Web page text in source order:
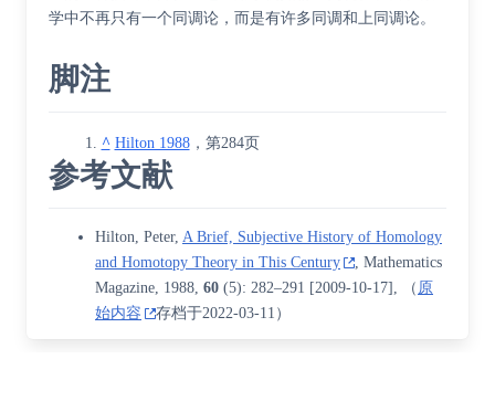
学中不再只有一个同调论，而是有许多同调和上同调论。
脚注
^ Hilton 1988，第284页
参考文献
Hilton, Peter, A Brief, Subjective History of Homology
and Homotopy Theory in This Century
, Mathematics
Magazine, 1988, 60 (5): 282–291 [2009-10-17] , （ 原
始内容
存档于2022-03-11）